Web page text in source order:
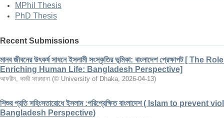
MPhil Thesis
PhD Thesis
Recent Submissions
মানব জীবনের উৎকর্ষ সাধনে ইসলামী সংস্কৃতির ভূমিকা: বাংলাদেশ প্রেক্ষাপট [
Enriching Human Life: Bangladesh Perspective]
আফরীন, কাজী ফারজানা (© University of Dhaka, 2026-04-13)
শিশুর প্রতি সহিংসতারোধে ইসলাম :পরিপ্রেক্ষিত বাংলাদেশ ( Islam to
Bangladesh Perspective)